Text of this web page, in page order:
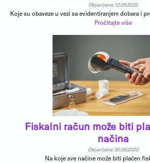
Objavljeno: 12.09.2022.
Koje su obaveze u vezi sa evidentiranjem dobara i
Pročitajte više
Fiskalni račun može biti
načina
Objavljeno: 30.06.2022.
Na koje sve načine može biti plaćen